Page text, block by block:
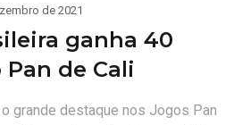
de 2021
ganha 40
de Cali
grande destaque nos Jogos Pan